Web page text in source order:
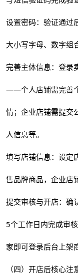
设置密码：验证通过
大小写字母、数字组
完善主体信息：登录
——个人店铺需完善
情；企业店铺需提交
人信息等。
填写店铺信息：设定
售品牌商品，企业店
提交审核与开店：确
5个工作日内完成审
家即可登录后台上架
（四）开店后核心注